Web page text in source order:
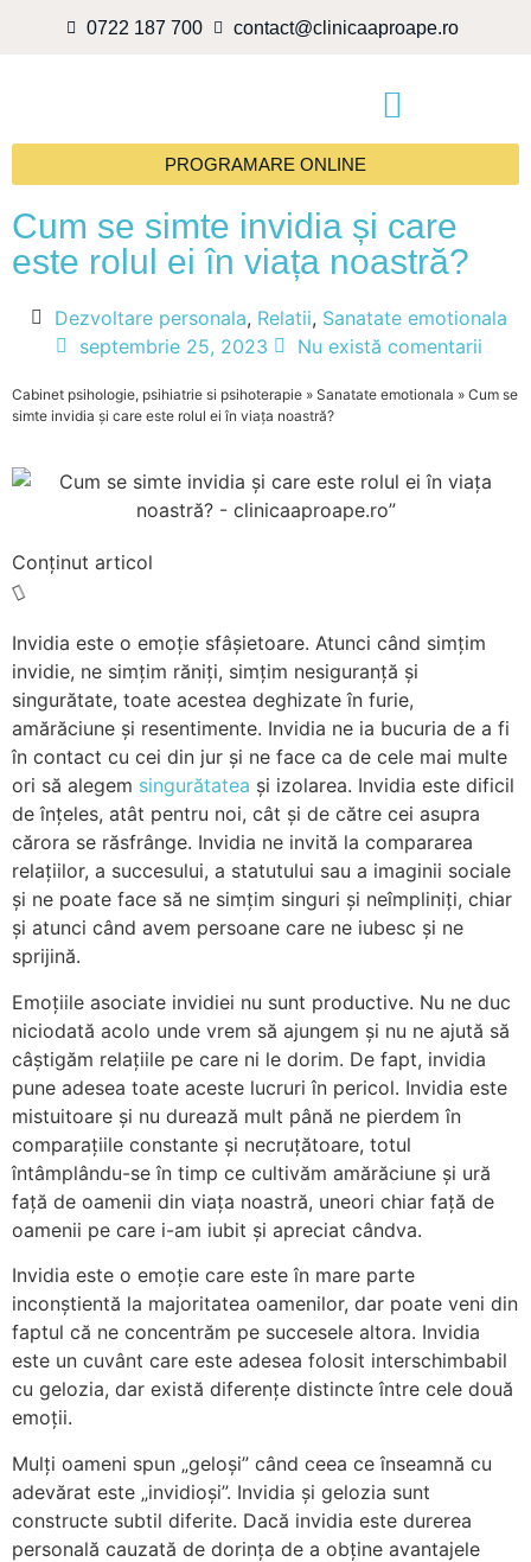
0722 187 700 contact@clinicaaproape.ro
PROGRAMARE ONLINE
Cum se simte invidia și care
este rolul ei în viața noastră?
Dezvoltare personala, Relatii, Sanatate emotionala
septembrie 25, 2023
Nu există comentarii
Cabinet psihologie, psihiatrie si psihoterapie » Sanatate emotionala » Cum se
simte invidia și care este rolul ei în viața noastră?
Conținut articol
Invidia este o emoție sfâșietoare. Atunci când simțim
invidie, ne simțim răniți, simțim nesiguranță și
singurătate, toate acestea deghizate în furie,
amărăciune și resentimente. Invidia ne ia bucuria de a fi
în contact cu cei din jur și ne face ca de cele mai multe
ori să alegem singurătatea și izolarea. Invidia este dificil
de înțeles, atât pentru noi, cât și de către cei asupra
cărora se răsfrânge. Invidia ne invită la compararea
relațiilor, a succesului, a statutului sau a imaginii sociale
și ne poate face să ne simțim singuri și neîmpliniți, chiar
și atunci când avem persoane care ne iubesc și ne
sprijină.
Emoțiile asociate invidiei nu sunt productive. Nu ne duc
niciodată acolo unde vrem să ajungem și nu ne ajută să
câștigăm relațiile pe care ni le dorim. De fapt, invidia
pune adesea toate aceste lucruri în pericol. Invidia este
mistuitoare și nu durează mult până ne pierdem în
comparațiile constante și necruțătoare, totul
întâmplându-se în timp ce cultivăm amărăciune și ură
față de oamenii din viața noastră, uneori chiar față de
oamenii pe care i-am iubit și apreciat cândva.
Invidia este o emoție care este în mare parte
inconștientă la majoritatea oamenilor, dar poate veni din
faptul că ne concentrăm pe succesele altora. Invidia
este un cuvânt care este adesea folosit interschimbabil
cu gelozia, dar există diferențe distincte între cele două
emoții.
Mulți oameni spun „geloși” când ceea ce înseamnă cu
adevărat este „invidioși”. Invidia și gelozia sunt
constructe subtil diferite. Dacă invidia este durerea
personală cauzată de dorința de a obține avantajele